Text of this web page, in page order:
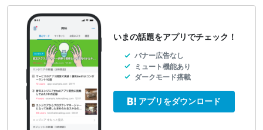
いまの話題をアプリでチェック！
バナー広告なし
ミュート機能あり
ダークモード搭載
アプリをダウンロード